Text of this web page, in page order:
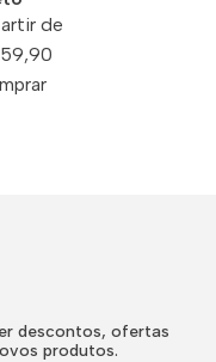
de
descontos, ofertas
produtos.